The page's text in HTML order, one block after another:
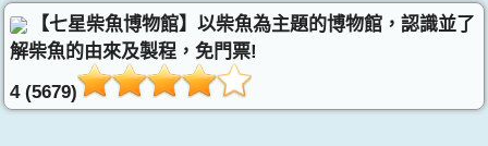
【七星柴魚博物館】以柴魚為主題的博物館，認識並了
解柴魚的由來及製程，免門票!
4 (5679)